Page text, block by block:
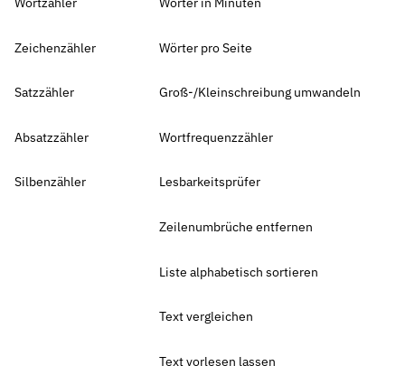
Zeichenzähler
Satzzähler
Absatzzähler
Silbenzähler
Wörter pro Seite
Groß-/Kleinschreibung umwandeln
Wortfrequenzzähler
Lesbarkeitsprüfer
Zeilenumbrüche entfernen
Liste alphabetisch sortieren
Text vergleichen
Text vorlesen lassen